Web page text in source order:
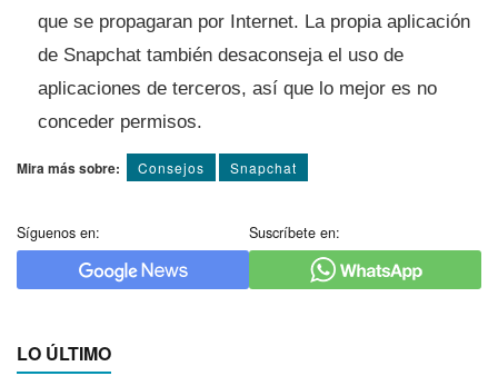
que se propagaran por Internet. La propia aplicación
de Snapchat también desaconseja el uso de
aplicaciones de terceros, así­ que lo mejor es no
conceder permisos.
Mira más sobre: Consejos Snapchat
Síguenos en: Suscríbete en:
LO ÚLTIMO